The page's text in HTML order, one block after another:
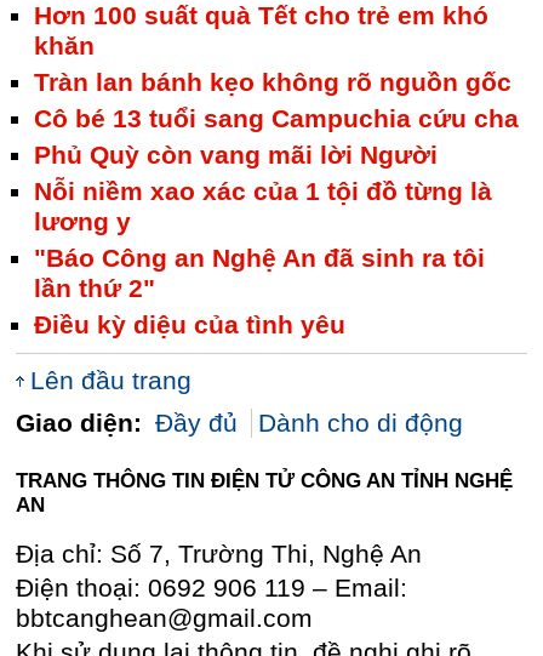
Hơn 100 suất quà Tết cho trẻ em khó
khăn
Tràn lan bánh kẹo không rõ nguồn gốc
Cô bé 13 tuổi sang Campuchia cứu cha
Phủ Quỳ còn vang mãi lời Người
Nỗi niềm xao xác của 1 tội đồ từng là
lương y
"Báo Công an Nghệ An đã sinh ra tôi
lần thứ 2"
Điều kỳ diệu của tình yêu
Lên đầu trang
Giao diện: Đầy đủ Dành cho di động
TRANG THÔNG TIN ĐIỆN TỬ CÔNG AN TỈNH NGHỆ
AN
Địa chỉ: Số 7, Trường Thi, Nghệ An
Điện thoại: 0692 906 119 – Email:
bbtcanghean@gmail.com